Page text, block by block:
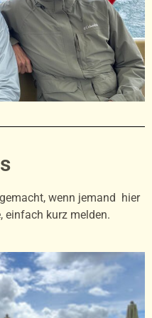
wenn jemand hier
einfach kurz melden.